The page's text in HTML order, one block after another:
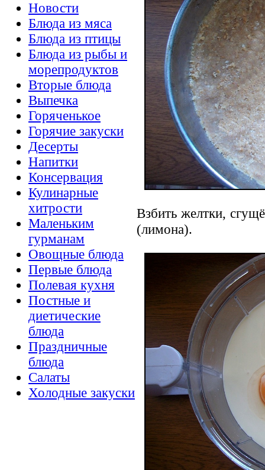
Новости
Блюда из мяса
Блюда из птицы
Блюда из рыбы и
морепродуктов
Вторые блюда
Выпечка
Горяченькое
Горячие закуски
Десерты
Напитки
Консервация
Кулинарные
хитрости
Маленьким
гурманам
Овощные блюда
Первые блюда
Полевая кухня
Постные и
диетические
блюда
Праздничные
блюда
Салаты
Холодные закуски
Взбить желтки,
(лимона).